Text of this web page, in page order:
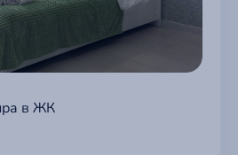
в ЖК